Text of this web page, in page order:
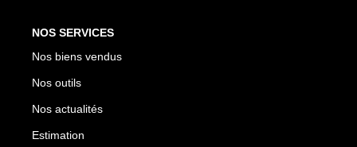
NOS SERVICES
Nos biens vendus
Nos outils
Nos actualités
Estimation